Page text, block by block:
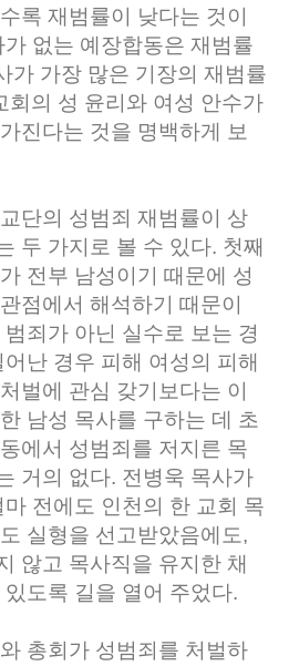
록 재범률이 낮다는 것이
없는 예장합동은 재범률
가 가장 많은 기장의 재범률
회의 성 윤리와 여성 안수가
진다는 것을 명백하게 보
단의 성범죄 재범률이 상
두 가지로 볼 수 있다. 첫째
전부 남성이기 때문에 성
점에서 해석하기 때문이
죄가 아닌 실수로 보는 경
난 경우 피해 여성의 피해
벌에 관심 갖기보다는 이
남성 목사를 구하는 데 초
에서 성범죄를 저지른 목
거의 없다. 전병욱 목사가
전에도 인천의 한 교회 목
실형을 선고받았음에도,
않고 목사직을 유지한 채
도록 길을 열어 주었다.
총회가 성범죄를 처벌하